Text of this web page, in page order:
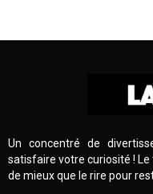
Un concentré de
satisfaire votre curiosité !
de mieux que le rire pour